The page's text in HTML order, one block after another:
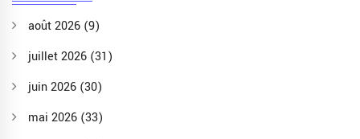
août 2026 (9)
juillet 2026 (31)
juin 2026 (30)
mai 2026 (33)